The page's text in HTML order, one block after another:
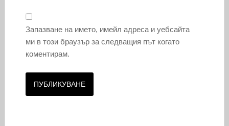
Запазване на името, имейл адреса и уебсайта
ми в този браузър за следващия път когато
коментирам.